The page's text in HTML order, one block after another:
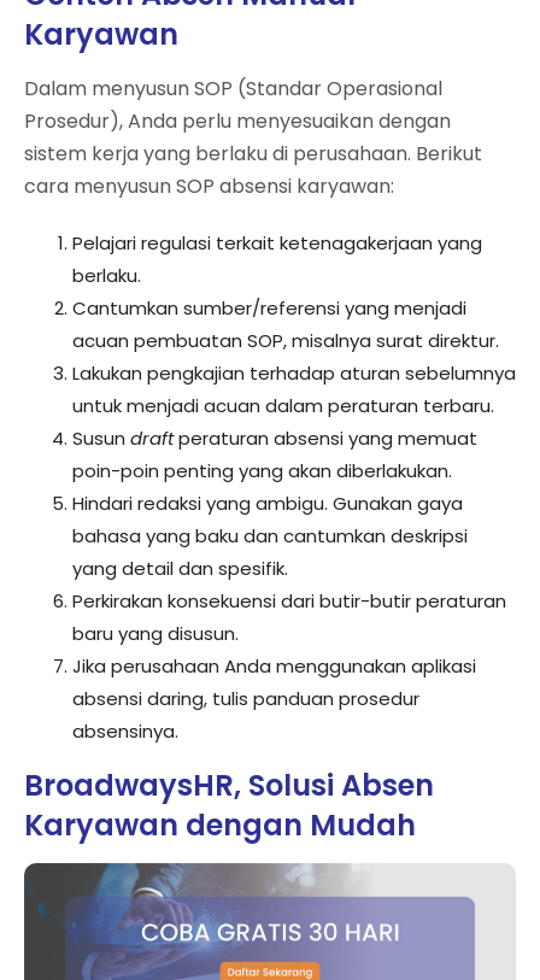
Karyawan
Dalam menyusun SOP (Standar Operasional
Prosedur), Anda perlu menyesuaikan dengan
sistem kerja yang berlaku di perusahaan. Berikut
cara menyusun SOP absensi karyawan:
Pelajari regulasi terkait ketenagakerjaan yang
berlaku.
Cantumkan sumber/referensi yang menjadi
acuan pembuatan SOP, misalnya surat direktur.
Lakukan pengkajian terhadap aturan sebelumnya
untuk menjadi acuan dalam peraturan terbaru.
Susun draftperaturan absensi yang memuat
poin-poin penting yang akan diberlakukan.
Hindari redaksi yang ambigu. Gunakan gaya
bahasa yang baku dan cantumkan deskripsi
yang detail dan spesifik.
Perkirakan konsekuensi dari butir-butir peraturan
baru yang disusun.
Jika perusahaan Anda menggunakan aplikasi
absensi daring, tulis panduan prosedur
absensinya.
BroadwaysHR, Solusi Absen
Karyawan dengan Mudah